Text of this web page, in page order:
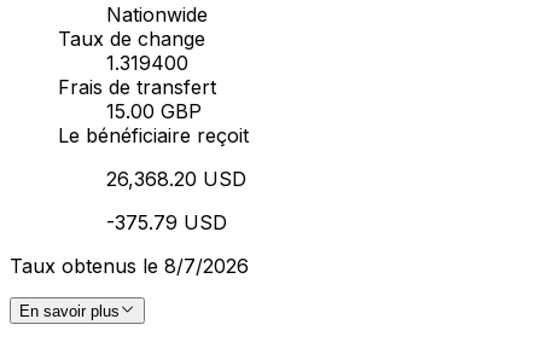
Nationwide
Taux de change
1.319400
Frais de transfert
15.00 GBP
Le bénéficiaire reçoit
26,368.20 USD
-375.79 USD
Taux obtenus le 8/7/2026
En savoir plus